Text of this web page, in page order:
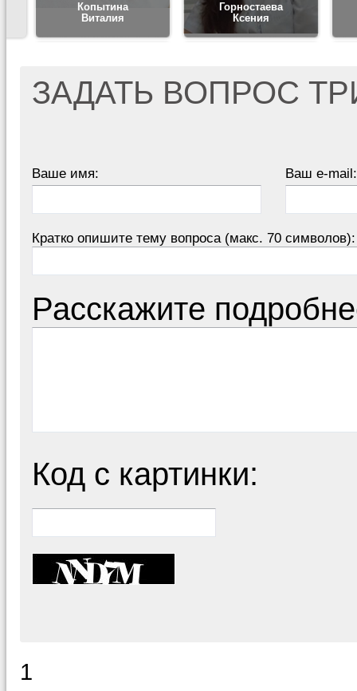
Копытина
Виталия
Горностаева
Ксения
ЗАДАТЬ ВОПРОС
Ваше имя: Ваш e-mail:
Кратко опишите тему вопроса (макс. 70 символов):
Расскажите
Код с картинки:
1